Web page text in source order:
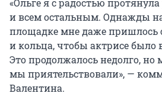
«Ольге я с радостью
и всем остальным. Однажды
площадке мне даже пришлось
и кольца, чтобы актрисе было
Это продолжалось недолго, но
мы приятельствовали», —
Валентина.